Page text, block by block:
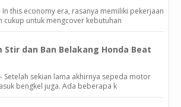
In this economy era, rasanya memiliki pekerjaan
cukup untuk mengcover kebutuhan
Stir dan Ban Belakang Honda Beat
Setelah sekian lama akhirnya sepeda motor
bengkel juga. Ada beberapa k